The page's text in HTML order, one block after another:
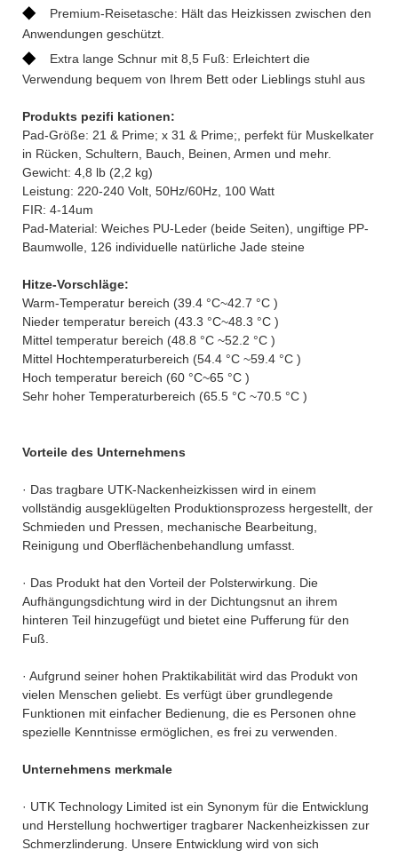
◆
Premium-Reisetasche: Hält das Heizkissen zwischen den
Anwendungen geschützt.
◆
Extra lange Schnur mit 8,5 Fuß: Erleichtert die
Verwendung bequem von Ihrem Bett oder Lieblings stuhl aus
Produkts pezifi kationen:
Pad-Größe: 21 & Prime; x 31 & Prime;, perfekt für Muskelkater
in Rücken, Schultern, Bauch, Beinen, Armen und mehr.
Gewicht: 4,8 lb (2,2 kg)
Leistung: 220-240 Volt, 50Hz/60Hz, 100 Watt
FIR: 4-14um
Pad-Material: Weiches PU-Leder (beide Seiten), ungiftige PP-
Baumwolle, 126 individuelle natürliche Jade steine
Hitze-Vorschläge:
Warm-Temperatur bereich (39.4 °C~42.7 °C )
Nieder temperatur bereich (43.3 °C~48.3 °C )
Mittel temperatur bereich (48.8 °C ~52.2 °C )
Mittel Hochtemperaturbereich (54.4 °C ~59.4 °C )
Hoch temperatur bereich (60 °C~65 °C )
Sehr hoher Temperaturbereich (65.5 °C ~70.5 °C )
Vorteile des Unternehmens
· Das tragbare UTK-Nackenheizkissen wird in einem
vollständig ausgeklügelten Produktionsprozess hergestellt, der
Schmieden und Pressen, mechanische Bearbeitung,
Reinigung und Oberflächenbehandlung umfasst.
· Das Produkt hat den Vorteil der Polsterwirkung. Die
Aufhängungsdichtung wird in der Dichtungsnut an ihrem
hinteren Teil hinzugefügt und bietet eine Pufferung für den
Fuß.
· Aufgrund seiner hohen Praktikabilität wird das Produkt von
vielen Menschen geliebt. Es verfügt über grundlegende
Funktionen mit einfacher Bedienung, die es Personen ohne
spezielle Kenntnisse ermöglichen, es frei zu verwenden.
Unternehmens merkmale
· UTK Technology Limited ist ein Synonym für die Entwicklung
und Herstellung hochwertiger tragbarer Nackenheizkissen zur
Schmerzlinderung. Unsere Entwicklung wird von sich